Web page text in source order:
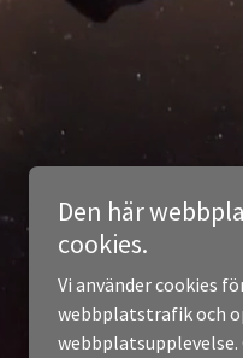
Den här
cookies.
Vi använder cookies
webbplatstrafik och